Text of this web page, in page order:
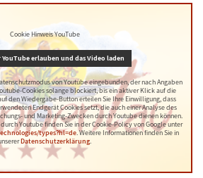
Cookie Hinweis YouTube
YouTube erlauben und das Video laden
von Youtube eingebunden, der nach Angaben
Cookies solange blockiert, bis ein aktiver Klick auf die
den Wiedergabe-Button erteilen Sie Ihre Einwilligung, dass
Endgerät Cookies setzt, die auch einer Analyse des
und Marketing-Zwecken durch Youtube dienen können.
Youtube finden Sie in der Cookie-Policy von Google unter
types?hl=de. Weitere Informationen finden Sie in
Datenschutzerklärung.